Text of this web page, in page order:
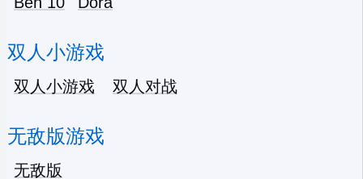
双人小游戏
双人小游戏 双人对战
无敌版游戏
无敌版